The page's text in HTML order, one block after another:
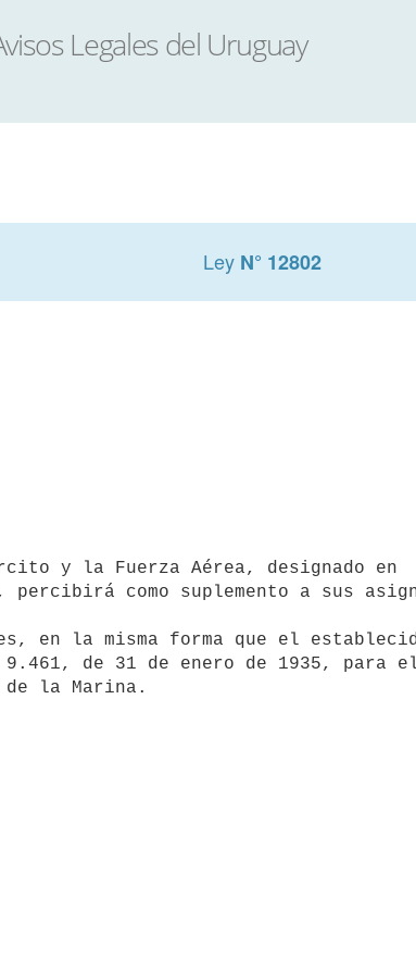
Ley N° 12802
como suplemento a sus
en la misma forma que el
de 31 de enero de 1935, para
de la Marina.